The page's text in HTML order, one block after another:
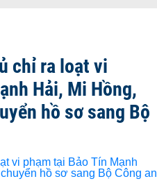
chỉ ra loạt vi
Hải, Mi Hồng,
hồ sơ sang Bộ